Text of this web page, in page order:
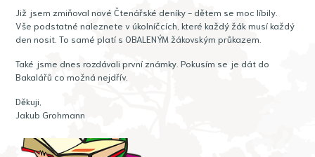
Již jsem zmiňoval nové Čtenářské deníky - dětem se moc líbily.
Vše podstatné naleznete v úkolníčcích, které každý žák musí každý
den nosit. To samé platí s OBALENÝM žákovským průkazem.
Také jsme dnes rozdávali první známky. Pokusím se je dát do
Bakalářů co možná nejdřív.
Děkuji,
Jakub Grohmann